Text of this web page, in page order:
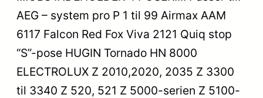
AEG – system pro P 1 til 99 Airmax AAM
6117 Falcon Red Fox Viva 2121 Quiq stop
“S”-pose HUGIN Tornado HN 8000
ELECTROLUX Z 2010,2020, 2035 Z 3300
til 3340 Z 520, 521 Z 5000-serien Z 5100-